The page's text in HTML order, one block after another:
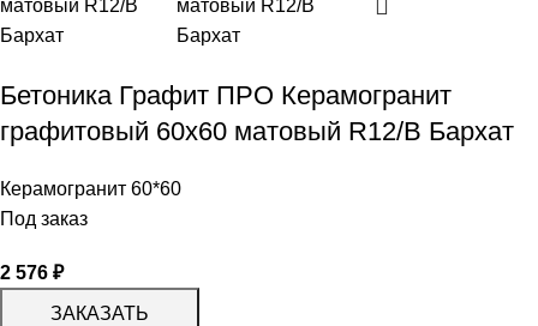
Бетоника Графит ПРО Керамогранит
графитовый 60х60 матовый R12/B Бархат
Керамогранит 60*60
Под заказ
2 576 ₽
ЗАКАЗАТЬ